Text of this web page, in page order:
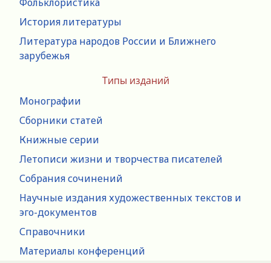
История литературы
Литература народов России и Ближнего
зарубежья
Типы изданий
Монографии
Сборники статей
Книжные серии
Летописи жизни и творчества писателей
Собрания сочинений
Научные издания художественных текстов и
эго-документов
Справочники
Материалы конференций